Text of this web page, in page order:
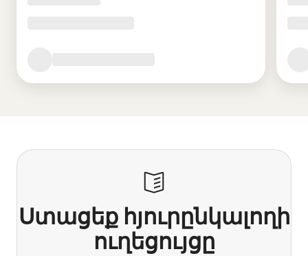
Ստացեք հյուրընկալողի
ուղեցույցը